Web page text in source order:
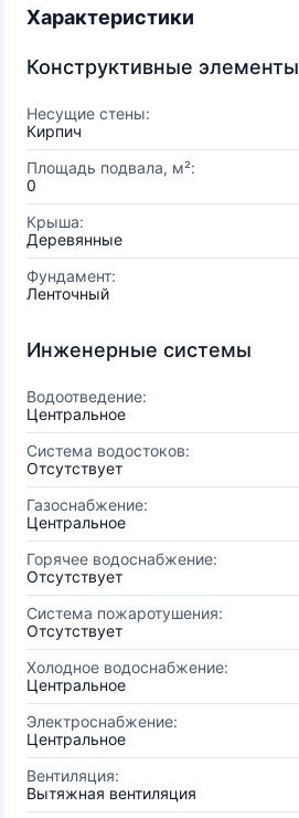
Характеристики
Конструктивные элементы
Несущие стены:
Кирпич
Площадь подвала, м²:
0
Крыша:
Деревянные
Фундамент:
Ленточный
Инженерные системы
Водоотведение:
Центральное
Система водостоков:
Отсутствует
Газоснабжение:
Центральное
Горячее водоснабжение:
Отсутствует
Система пожаротушения:
Отсутствует
Холодное водоснабжение:
Центральное
Электроснабжение:
Центральное
Вентиляция:
Вытяжная вентиляция